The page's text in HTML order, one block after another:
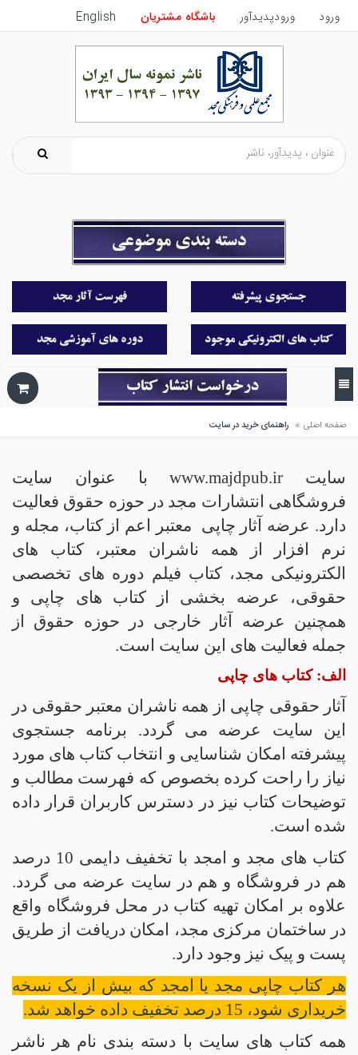
ورود ورودپدیدآور باشگاه مشتریان English
صفحه اصلی » راهنمای خرید در سایت
سایت www.majdpub.ir با عنوان سایت
فروشگاهی انتشارات مجد در حوزه حقوق فعالیت
دارد. عرضه آثار چاپی معتبر اعم از کتاب، مجله و
نرم افزار از همه ناشران معتبر، کتاب های
الکترونیکی مجد، کتاب فیلم دوره های تخصصی
حقوقی، عرضه بخشی از کتاب های چاپی و
همچنین عرضه آثار خارجی در حوزه حقوق از
جمله فعالیت های این سایت است.
الف: کتاب های چاپی
آثار حقوقی چاپی از همه ناشران معتبر حقوقی در
این سایت عرضه می گردد. برنامه جستجوی
پیشرفته امکان شناسایی و انتخاب کتاب های مورد
نیاز را راحت کرده بخصوص که فهرست مطالب و
توضیحات کتاب نیز در دسترس کاربران قرار داده
شده است.
کتاب های مجد و امجد با تخفیف دایمی 10 درصد
هم در فروشگاه و هم در سایت عرضه می گردد.
علاوه بر امکان تهیه کتاب در محل فروشگاه واقع
در ساختمان مرکزی مجد، امکان دریافت از طریق
پست و پیک نیز وجود دارد.
هر کتاب چاپی مجد یا امجد که بیش از یک نسخه
خریداری شود، 15 درصد تخفیف داده خواهد شد.
همه کتاب های سایت با دسته بندی نام هر ناشر